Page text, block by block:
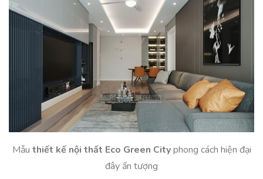
Mẫu thiết kế nội thất Eco Green Cityphong cách hiện đại
đây ấn tượng